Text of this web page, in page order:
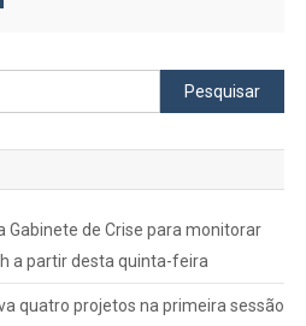
Pesquisar
por:
Gabinete de Crise para monitorar
a partir desta quinta-feira
quatro projetos na primeira sessão